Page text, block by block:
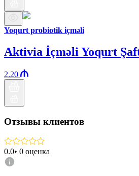
Yoqurt probiotik içməli
Aktivia İçməli Yoqurt
2.20
Отзывы клиентов
0.0• 0 оценка